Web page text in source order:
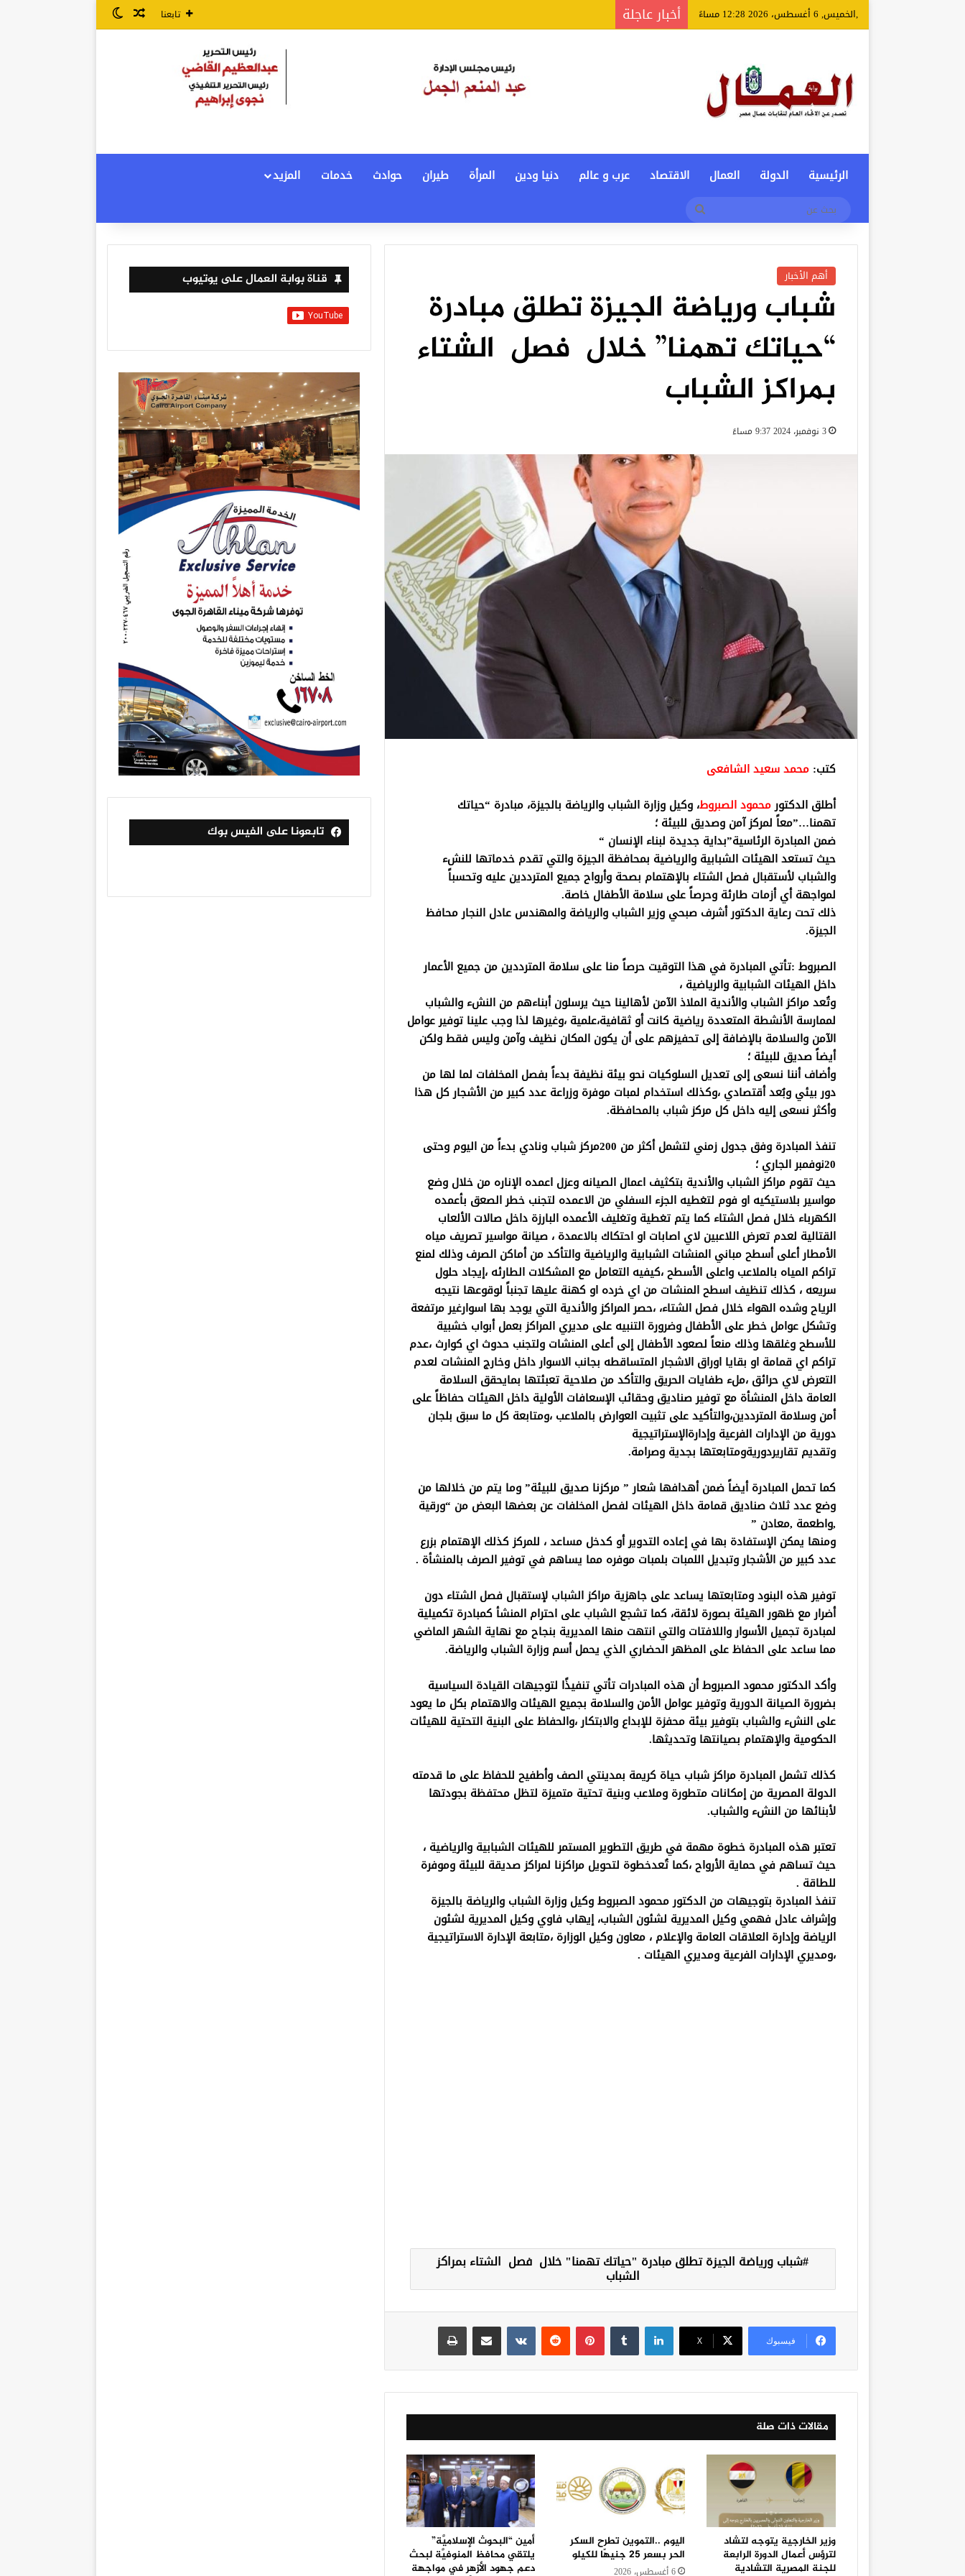
,الخميس, 6 أغسطس، 2026 12:28 مساءً أخبار عاجلة تابعنا مقال عشوائي
الوضع المظلم
الرئيسية الدولة العمال الاقتصاد عرب و عالم دنيا ودين المرأة طيران حوادث خدمات
المزيد
أهم الأخبار
شباب ورياضة الجيزة تطلق مبادرة
“حياتك تهمنا” خلال فصل الشتاء
بمراكز الشباب
3 نوفمبر، 2024 9:37 مساءً
كتب:محمد سعيد الشافعى
أطلق الدكتورمحمود الصبروط، وكيل وزارة الشباب والرياضة بالجيزة، مبادرة “حياتك
تهمنا…”معاً لمركز آمن وصديق للبيئة ؛
ضمن المبادرة الرئاسية”بداية جديدة لبناء الإنسان “
حيث تستعد الهيئات الشبابية والرياضية بمحافظة الجيزة والتي تقدم خدماتها للنشء
والشباب لأستقبال فصل الشتاء بالإهتمام بصحة وأرواح جميع المترددين عليه وتحسباً
لمواجهة أي أزمات طارئة وحرصاً على سلامة الأطفال خاصة.
ذلك تحت رعاية الدكتور أشرف صبحي وزير الشباب والرياضة والمهندس عادل النجار محافظ
الجيزة.
الصبروط :تأتي المبادرة في هذا التوقيت حرصاً منا على سلامة المترددين من جميع الأعمار
داخل الهيئات الشبابية والرياضية ،
وتُعد مراكز الشباب والأندية الملاذ الآمن لأهالينا حيث يرسلون أبناءهم من النشء والشباب
لممارسة الأنشطة المتعددة رياضية كانت أو ثقافية،علمية ،وغيرها لذا وجب علينا توفير عوامل
الآمن والسلامة بالإضافة إلى تحفيزهم على أن يكون المكان نظيف وآمن وليس فقط ولكن
أيضاً صديق للبيئة ؛
وأضاف أننا نسعى إلى تعديل السلوكيات نحو بيئة نظيفة بدءاً بفصل المخلفات لما لها من
دور بيئي وبُعد أقتصادي ،وكذلك استخدام لمبات موفرة وزراعة عدد كبير من الأشجار كل هذا
وأكثر نسعى إليه داخل كل مركز شباب بالمحافظة.
تنفذ المبادرة وفق جدول زمني لتشمل أكثر من 200مركز شباب ونادي بدءاً من اليوم وحتى
20نوفمبر الجاري ؛
حيث تقوم مراكز الشباب والأندية بتكثيف اعمال الصيانه وعزل اعمده الإناره من خلال وضع
مواسير بلاستيكيه او فوم لتغطيه الجزء السفلي من الاعمده لتجنب خطر الصعق بأعمده
الكهرباء خلال فصل الشتاء كما يتم تغطية وتغليف الأعمده البارزة داخل صالات الألعاب
القتالية لعدم تعرض اللاعبين لاي اصابات او احتكاك بالاعمدة ، صيانة مواسير تصريف مياه
الأمطار أعلى أسطح مباني المنشات الشبابية والرياضية والتأكد من أماكن الصرف وذلك لمنع
تراكم المياه بالملاعب واعلى الأسطح ،كيفيه التعامل مع المشكلات الطارئه ،إيجاد حلول
سريعه ، كذلك تنظيف اسطح المنشات من اي خرده او كهنة عليها تجنباً لوقوعها نتيجه
الرياح وشده الهواء خلال فصل الشتاء، ،حصر المراكز والأندية التي يوجد بها اسوارغير مرتفعة
وتشكل عوامل خطر على الأطفال وضرورة التنبيه على مديري المراكز بعمل أبواب خشبية
للأسطح وغلقها وذلك منعاً لصعود الأطفال إلى أعلى المنشات ولتجنب حدوث اي كوارث ،عدم
تراكم اي قمامة او بقايا اوراق الاشجار المتساقطه بجانب الاسوار داخل وخارج المنشات لعدم
التعرض لاي حرائق ،ملء طفايات الحريق والتأكد من صلاحية تعبئتها بمايحقق السلامة
العامة داخل المنشأة مع توفير صناديق وحقائب الإسعافات الأولية داخل الهيئات حفاظاً على
أمن وسلامة المترددين،والتأكيد على تثبيت العوارض بالملاعب ،ومتابعة كل ما سبق بلجان
دورية من الإدارات الفرعية وإدارةالإستراتيجية
وتقديم تقاريردوريةومتابعتها بجدية وصرامة.
كما تحمل المبادرة أيضاً ضمن أهدافها شعار ” مركزنا صديق للبيئة” وما يتم من خلالها من
وضع عدد ثلاث صناديق قمامة داخل الهيئات لفصل المخلفات عن بعضها البعض من “ورقية
,واطعمة ,معادن ”
ومنها يمكن الإستفادة بها في إعاده التدوير أو كدخل مساعد ، للمركز كذلك الإهتمام بزرع
عدد كبير من الأشجار وتبديل اللمبات بلمبات موفره مما يساهم في توفير الصرف بالمنشأة .
توفير هذه البنود ومتابعتها يساعد على جاهزية مراكز الشباب لإستقبال فصل الشتاء دون
أضرار مع ظهور الهيئة بصورة لائقة، كما تشجع الشباب على احترام المنشأ كمبادرة تكميلية
لمبادرة تجميل الأسوار واللافتات والتي انتهت منها المديرية بنجاح مع نهاية الشهر الماضي
مما ساعد على الحفاظ على المظهر الحضاري الذي يحمل أسم وزارة الشباب والرياضة.
وأكد الدكتور محمود الصبروط أن هذه المبادرات تأتي تنفيذًا لتوجيهات القيادة السياسية
بضرورة الصيانة الدورية وتوفير عوامل الأمن والسلامة بجميع الهيئات والاهتمام بكل ما يعود
على النشء والشباب بتوفير بيئة محفزة للإبداع والابتكار ،والحفاظ على البنية التحتية للهيئات
الحكومية والإهتمام بصيانتها وتحديثها.
كذلك تشمل المبادرة مراكز شباب حياة كريمة بمدينتي الصف وأطفيح للحفاظ على ما قدمته
الدولة المصرية من إمكانات متطورة وملاعب وبنية تحتية متميزة لتظل محتفظة بجودتها
لأبنائها من النشء والشباب.
تعتبر هذه المبادرة خطوة مهمة في طريق التطوير المستمر للهيئات الشبابية والرياضية ،
حيث تساهم في حماية الأرواح ،كما تُعدخطوة لتحويل مراكزنا لمراكز صديقة للبيئة وموفرة
للطاقة .
تنفذ المبادرة بتوجيهات من الدكتور محمود الصبروط وكيل وزارة الشباب والرياضة بالجيزة
وإشراف عادل فهمي وكيل المديرية لشئون الشباب، إيهاب فاوي وكيل المديرية لشئون
الرياضة وإدارة العلاقات العامة والإعلام ، معاون وكيل الوزارة ،متابعة الإدارة الاستراتيجية
،ومديري الإدارات الفرعية ومديري الهيئات .
شباب ورياضة الجيزة تطلق مبادرة "حياتك تهمنا" خلال فصل الشتاء بمراكز
الشباب
فيسبوك ‫X
لينكدإن بينتيريست
مقالات ذات صلة
وزير الخارجية يتوجه لتشاد
لترؤس أعمال الدورة الرابعة
للجنة المصرية التشادية
اليوم ..التموين تطرح السكر
الحر بسعر 25 جنيهًا للكيلو
6 أغسطس، 2026
أمين “البحوث الإسلاميَّة”
يلتقي محافظ المنوفيَّة لبحث
دعم جهود الأزهر في مواجهة
قناة بوابة العمال على يوتيوب
تابعونا على الفيس بوك